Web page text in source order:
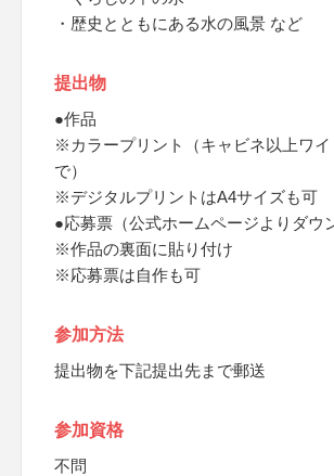
・歴史とともにある水の風景 など
提出物
●作品
※カラープリント（キャビネ以上ワイ
で）
※デジタルプリントはA4サイズも可
●応募票（公式ホームページよりダウ
※作品の裏面に貼り付け
※応募票は自作も可
参加方法
提出物を下記提出先まで郵送
参加資格
不問